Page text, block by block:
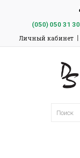
(050)050 31 30
Личный кабинет